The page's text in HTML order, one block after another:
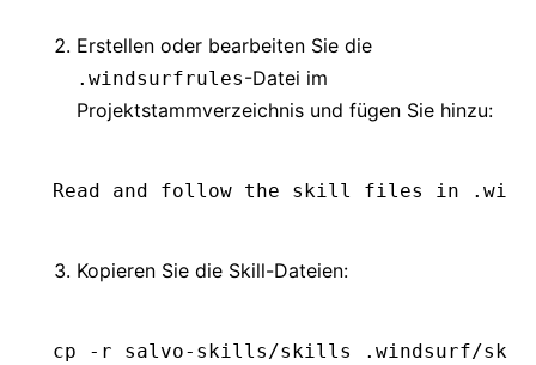
Erstellen oder bearbeiten Sie die
.windsurfrules-Datei im
Projektstammverzeichnis und fügen Sie hinzu:
Read and follow the skill files in
Kopieren Sie die Skill-Dateien:
cp -r salvo-skills/skills .windsurf/